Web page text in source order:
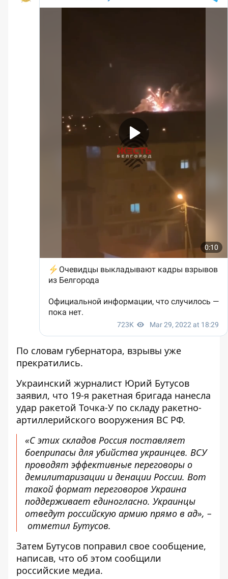
По словам губернатора, взрывы уже
прекратились.
Украинский журналист Юрий Бутусов
заявил, что 19-я ракетная бригада нанесла
удар ракетой Точка-У по складу ракетно-
артиллерийского вооружения ВС РФ.
«С этих складов Россия поставляет
боеприпасы для убийства украинцев. ВСУ
проводят эффективные переговоры о
демилитаризации и денации России. Вот
такой формат переговоров Украина
поддерживает единогласно. Украинцы
отведут российскую армию прямо в ад», –
отметил Бутусов.
Затем Бутусов поправил свое сообщение,
написав, что об этом сообщили
российские медиа.